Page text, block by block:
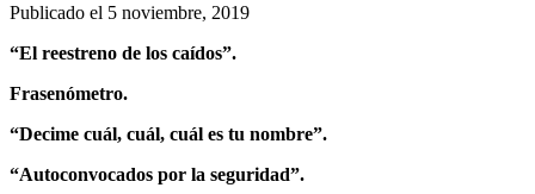
Publicado el 5 noviembre, 2019
“El reestreno de los caídos”.
Frasenómetro.
“Decime cuál, cuál, cuál es tu nombre”.
“Autoconvocados por la seguridad”.